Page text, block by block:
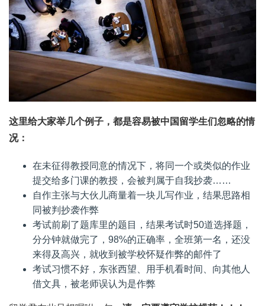
这里给大家举几个例子，都是容易被中国留学生们忽略的情
况：
在未征得教授同意的情况下，将同一个或类似的作业
提交给多门课的教授，会被判属于自我抄袭……
自作主张与大伙儿商量着一块儿写作业，结果思路相
同被判抄袭作弊
考试前刷了题库里的题目，结果考试时50道选择题，
分分钟就做完了，98%的正确率，全班第一名，还没
来得及高兴，就收到被学校怀疑作弊的邮件了
考试习惯不好，东张西望、用手机看时间、向其他人
借文具，被老师误认为是作弊